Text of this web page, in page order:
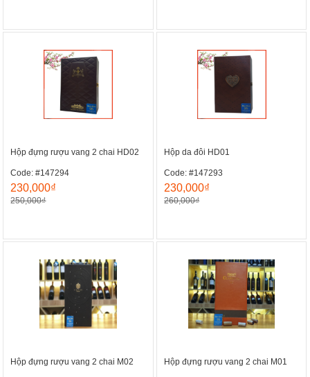
Hộp đựng rượu vang 2 chai HD02
Code: #147294
230,000₫
250,000₫
Hộp da đôi HD01
Code: #147293
230,000₫
260,000₫
Hộp đựng rượu vang 2 chai M02 Hộp đựng rượu vang 2 chai M01